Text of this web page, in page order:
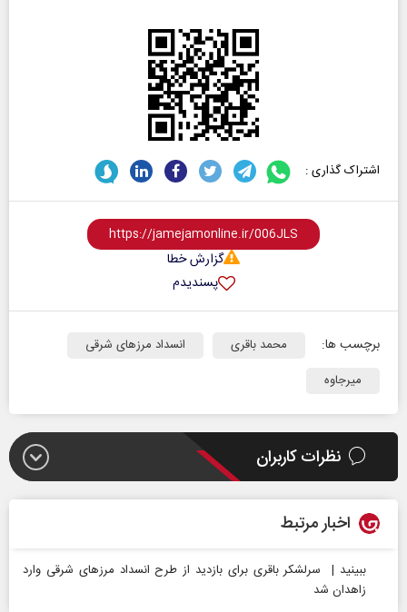
اشتراک گذاری :
گزارش خطا
پسندیدم
برچسب ها: محمد باقری
انسداد مرزهای شرقی
میرجاوه
نظرات کاربران
اخبار مرتبط
ببینید | سرلشکر باقری برای بازدید از طرح انسداد مرزهای شرقی وارد
زاهدان شد